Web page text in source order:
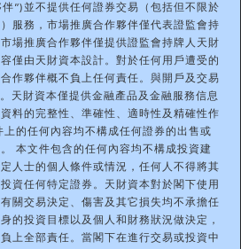
”)並不提供任何證券交易（包括但不限於
服務，市場推廣合作夥伴僅代表證監會持
場推廣合作夥伴僅提供證監會持牌人天財
僅由天財資本設計。對於任何用戶遭受的
作夥伴概不負上任何責任。與開戶及交易
天財資本僅提供金融產品及金融服務信息
料的完整性、準確性、適時性及精確性作
的任何內容均不構成任何證券的出售或
本文件包含的任何內容均不構成投資建
人士的個人條件或情況，任何人不得將其
資任何特定證券。天財資本對於閣下使用
關交易決定、傷害及其它損失均不承擔任
的投資目標以及個人和財務狀況做決定，
上全部責任。當閣下在進行交易或投資中